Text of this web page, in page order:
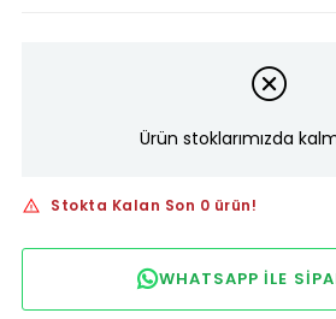
Ürün stoklarımızda
Stokta Kalan Son 0 ürün!
WHATSAPP ILE